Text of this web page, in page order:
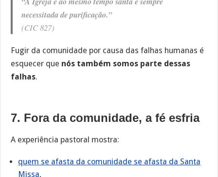
necessitada de purificação.”
(CIC 827)
Fugir da comunidade por causa das falhas humanas é
esquecer que nós também somos parte dessas
falhas.
7. Fora da comunidade, a fé esfria
A experiência pastoral mostra:
quem se afasta da comunidade se afasta da Santa
Missa,